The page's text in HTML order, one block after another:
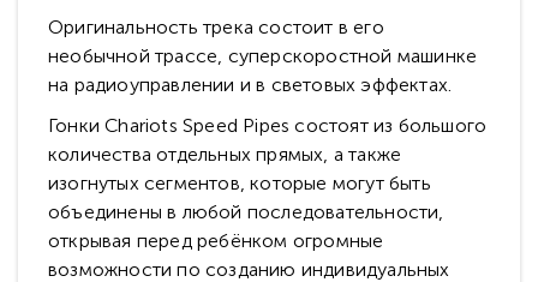
Оригинальность трека состоит в его
необычной трассе, суперскоростной машинке
на радиоуправлении и в световых эффектах.
Гонки Chariots Speed Pipes состоят из большого
количества отдельных прямых, а также
изогнутых сегментов, которые могут быть
объединены в любой последовательности,
открывая перед ребёнком огромные
возможности по созданию индивидуальных